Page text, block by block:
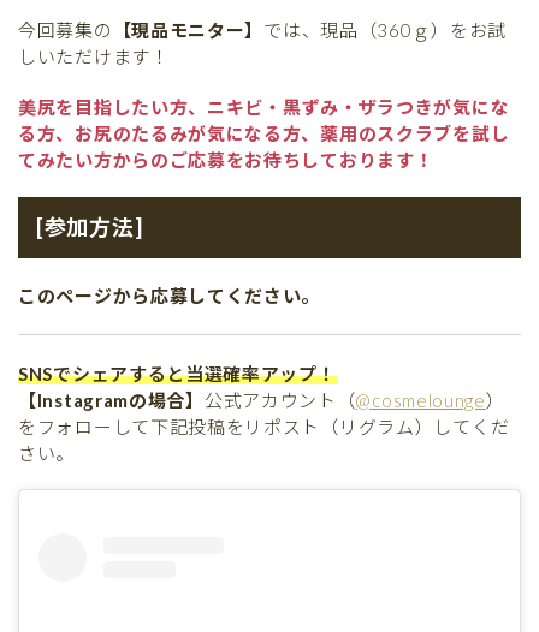
今回募集の 【現品モニター】 では、現品（360ｇ）をお試
しいただけます！
美尻を目指したい方、ニキビ・黒ずみ・ザラつきが気にな
る方、お尻のたるみが気になる方、薬用のスクラブを試し
てみたい方からのご応募をお待ちしております！
[参加方法]
このページから応募してください。
SNSでシェアすると当選確率アップ！
【Instagramの場合】 公式アカウント（@cosmelounge）
をフォローして下記投稿をリポスト（リグラム）してくだ
さい。